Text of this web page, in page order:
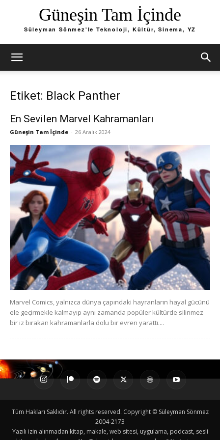
Güneşin Tam İçinde
Süleyman Sönmez'le Teknoloji, Kültür, Sinema, YZ
Etiket: Black Panther
En Sevilen Marvel Kahramanları
Güneşin Tam İçinde - 26 Aralık 2024
Marvel Comics, yalnızca dünya çapındaki hayranların hayal gücünü
ele geçirmekle kalmayıp aynı zamanda popüler kültürde silinmez
bir iz bırakan kahramanlarla dolu bir evren yarattı....
Tüm Hakları Saklıdır. All rights reserved. Copyright © Süleyman Sönmez
2004-2173
Yazılı izin alınmadan kitap, makale, web sitesi, uygulama, podcast, sesli